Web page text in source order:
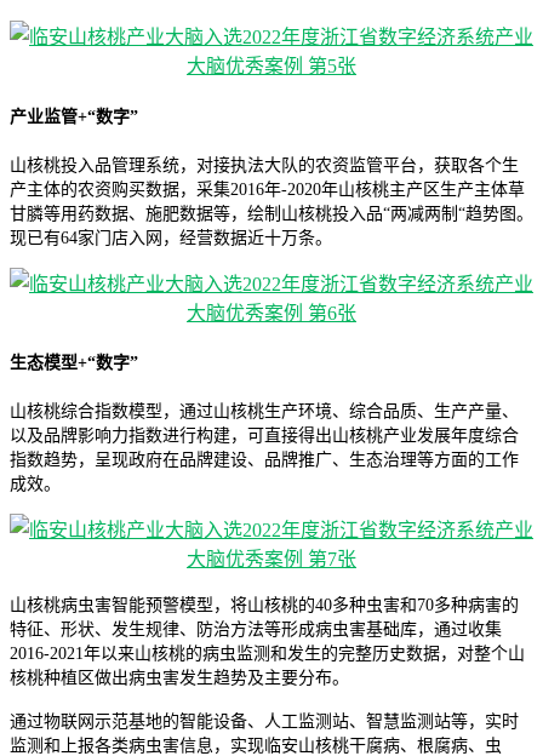
产业监管+“数字”
山核桃投入品管理系统，对接执法大队的农资监管平台，获取各个生
产主体的农资购买数据，采集2016年-2020年山核桃主产区生产主体草
甘膦等用药数据、施肥数据等，绘制山核桃投入品“两减两制“趋势图。
现已有64家门店入网，经营数据近十万条。
生态模型+“数字”
山核桃综合指数模型，通过山核桃生产环境、综合品质、生产产量、
以及品牌影响力指数进行构建，可直接得出山核桃产业发展年度综合
指数趋势，呈现政府在品牌建设、品牌推广、生态治理等方面的工作
成效。
山核桃病虫害智能预警模型，将山核桃的40多种虫害和70多种病害的
特征、形状、发生规律、防治方法等形成病虫害基础库，通过收集
2016-2021年以来山核桃的病虫监测和发生的完整历史数据，对整个山
核桃种植区做出病虫害发生趋势及主要分布。
通过物联网示范基地的智能设备、人工监测站、智慧监测站等，实时
监测和上报各类病虫害信息，实现临安山核桃干腐病、根腐病、虫